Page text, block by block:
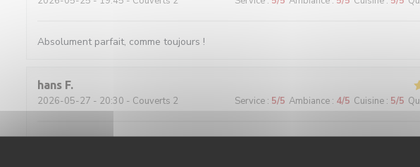
Absolument parfait, comme toujours !
hans F
2026-05-27 - 20:30 - Couverts 2 Service : 5/5 Ambiance : 4/5 Cuisine : 5/5